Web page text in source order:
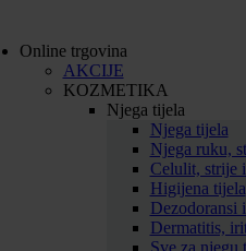
Online trgovina
AKCIJE
KOZMETIKA
Njega tijela
Njega tijela
Njega ruku,
Celulit, strije
Higijena tijela
Dezodoransi
Dermatitis,
Sve za njegu